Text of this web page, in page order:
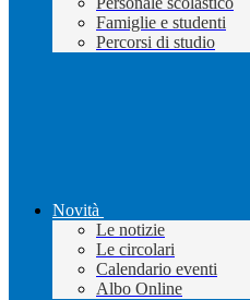
Famiglie e studenti
Percorsi di studio
Novità
Le notizie
Le circolari
Calendario eventi
Albo Online